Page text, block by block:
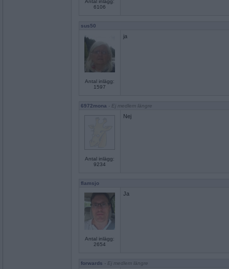
Antal inlägg:
6106
sus50
Antal inlägg:
1597
ja
6972mona - Ej medlem längre
Antal inlägg:
9234
Nej
flamsjo
Antal inlägg:
2654
Ja
forwards - Ej medlem längre